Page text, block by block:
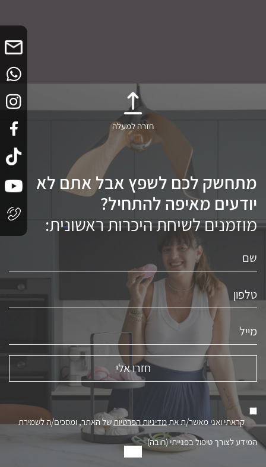
חזרה למעלה
מתחשק לכם לשפץ אבל אתם לא
יודעים מאיפה להתחיל?
מוזמנים לשיחת היכרות ראשונית:
קראתי ואני מאשר/ת אתמדיניות הפרטיותשל האתר, ומסכים/ה לשמירת
המידע לצורך טיפול בפנייתי (חובה)